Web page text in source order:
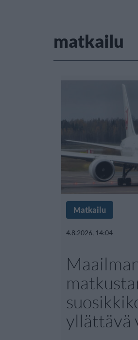
matkailu
Matkailu
4.8.2026, 14:04
yllättävä